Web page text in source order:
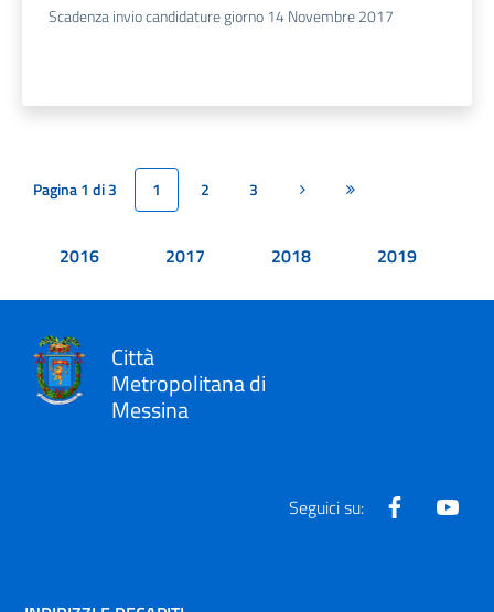
Scadenza invio candidature giorno 14 Novembre 2017
Pagina 1 di 3 1 2 3 Pagina successiva
Ultima pagina
2016 2017 2018 2019
Città
Metropolitana di
Messina
Seguici su: Facebook